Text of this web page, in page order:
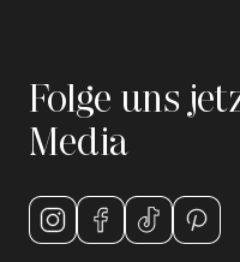
Folge uns
Media